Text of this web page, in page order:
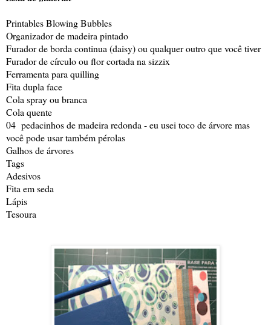
Printables Blowing Bubbles
Organizador de madeira pintado
Furador de borda continua (daisy) ou qualquer outro que você tiver
Furador de círculo ou flor cortada na sizzix
Ferramenta para quilling
Fita dupla face
Cola spray ou branca
Cola quente
04 pedacinhos de madeira redonda - eu usei toco de árvore mas
você pode usar também pérolas
Galhos de árvores
Tags
Adesivos
Fita em seda
Lápis
Tesoura